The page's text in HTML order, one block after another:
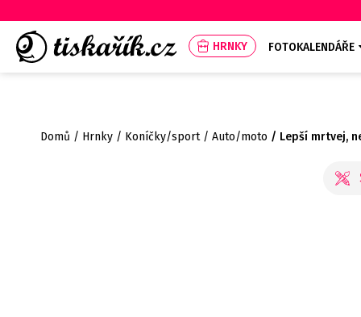
HRNKY FOTOKALENDÁŘE
Domů Hrnky Koníčky/sport Auto/moto Lepší mrtvej,